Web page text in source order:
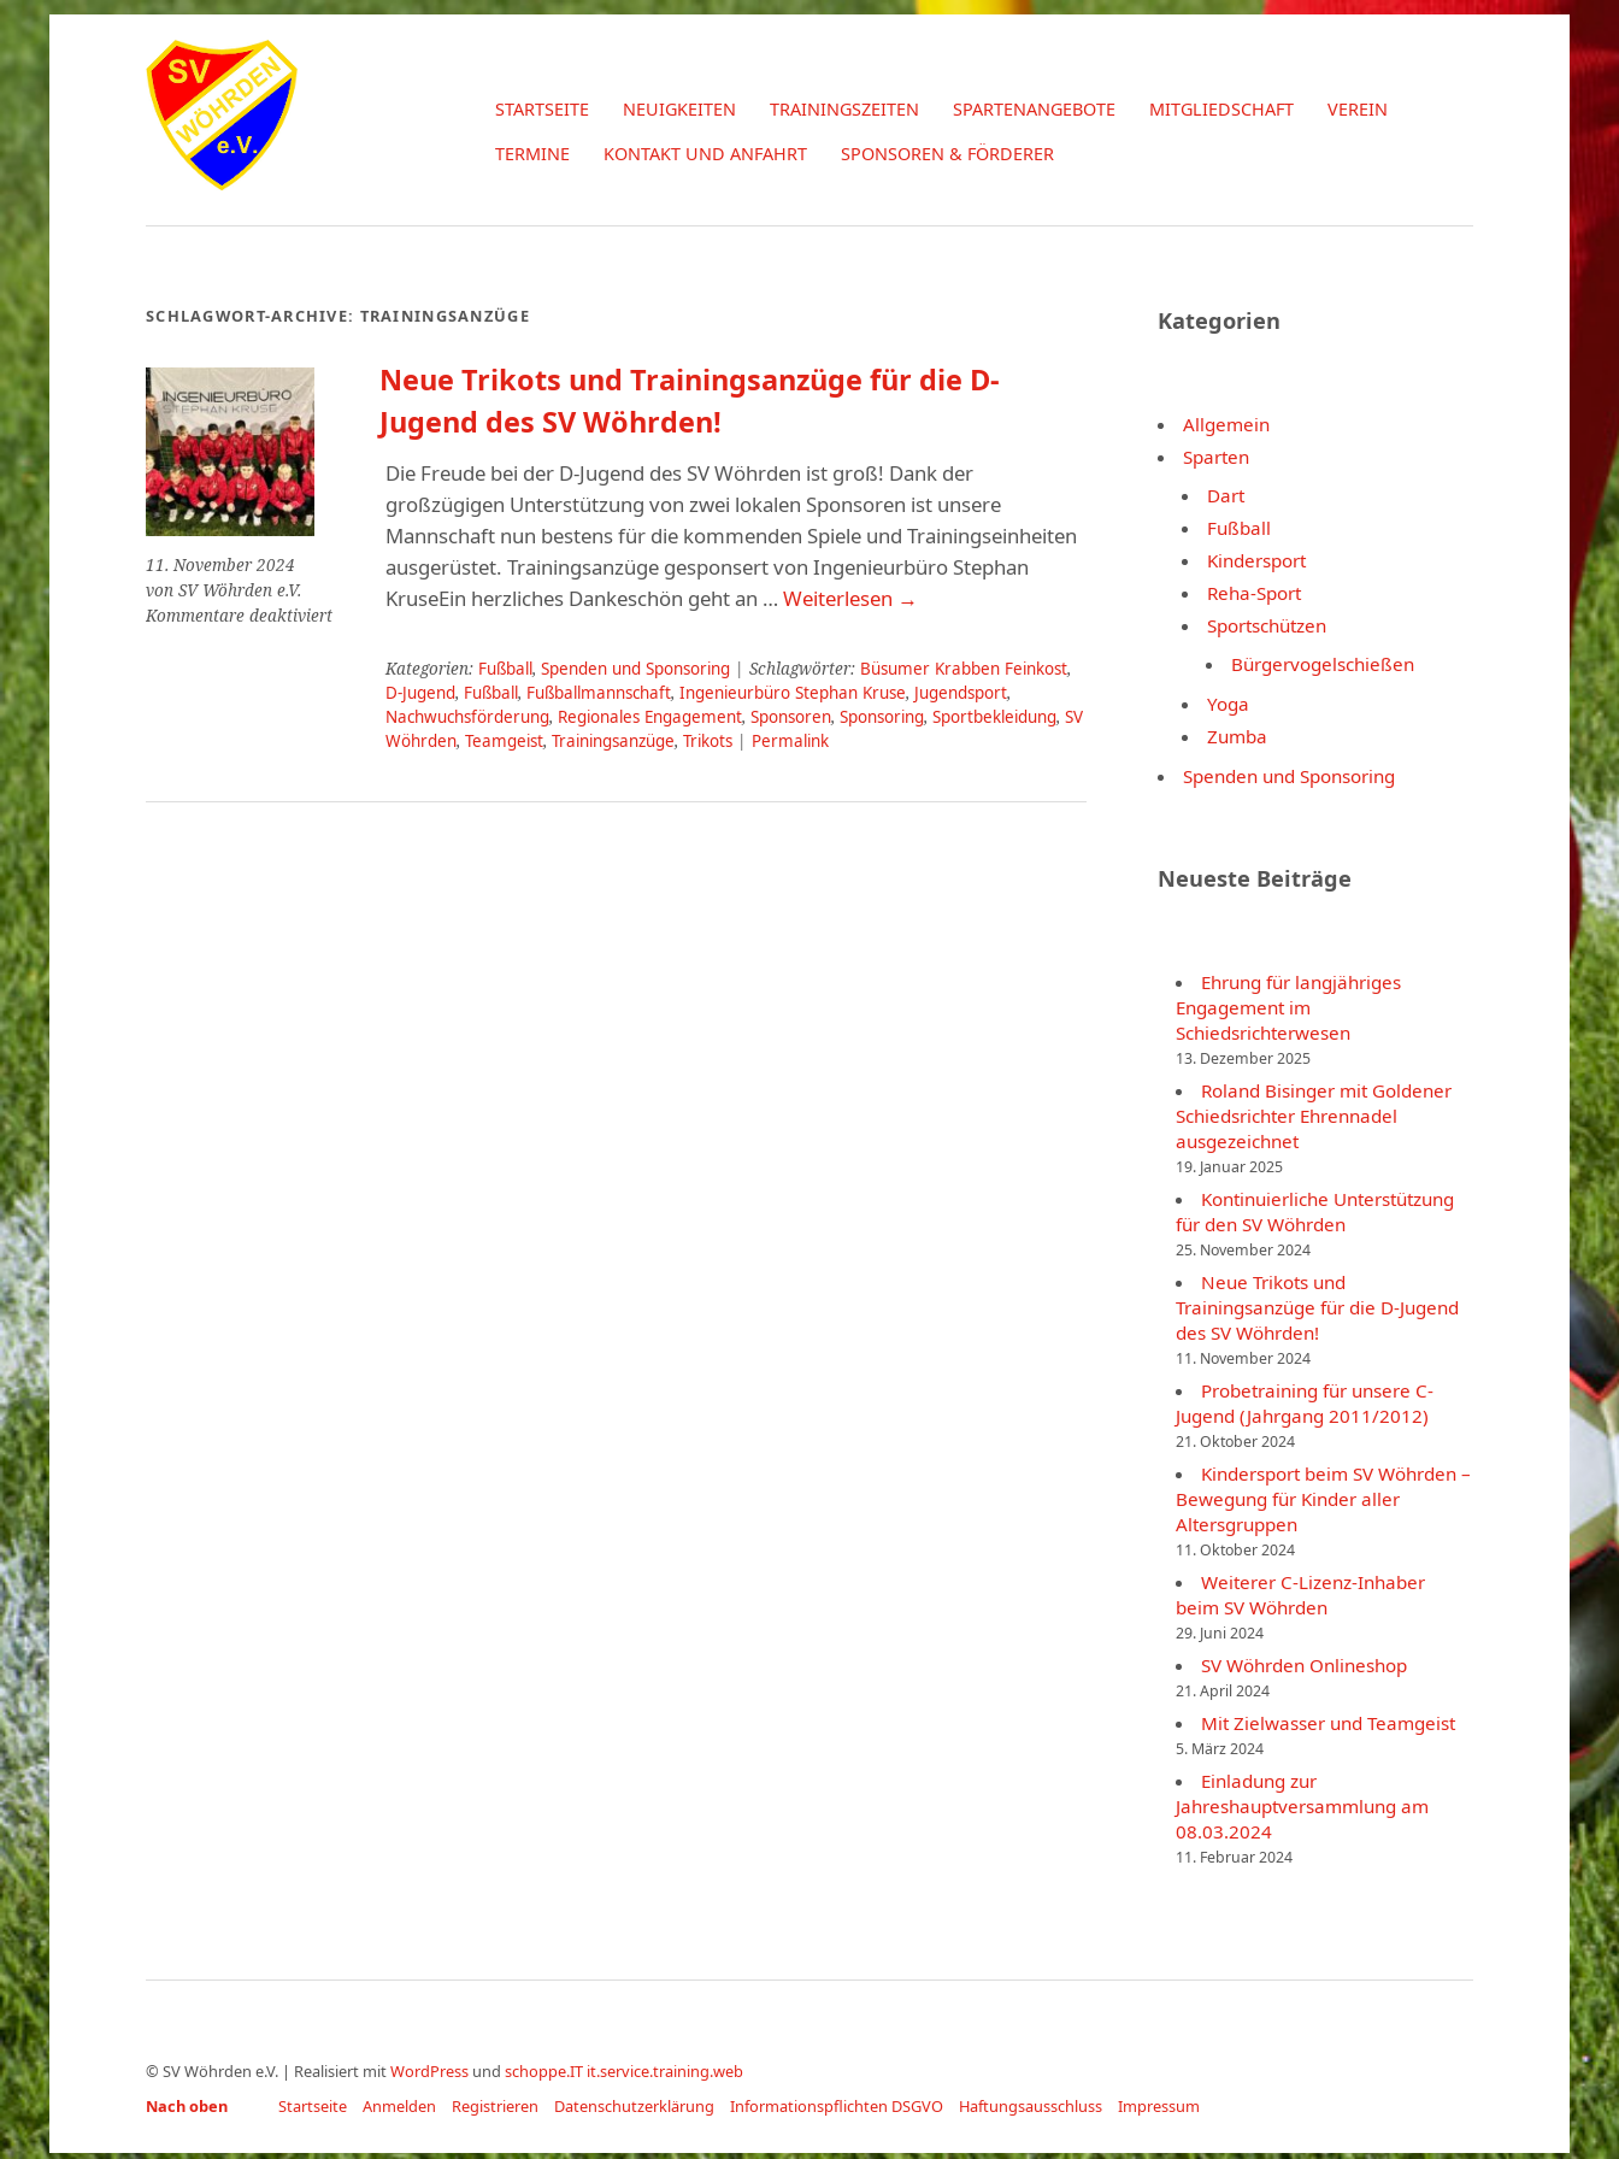
STARTSEITE NEUIGKEITEN TRAININGSZEITEN SPARTENANGEBOTE MITGLIEDSCHAFT
VEREIN
TERMINE
KONTAKT UND ANFAHRT SPONSOREN & FÖRDERER
SCHLAGWORT-ARCHIVE: TRAININGSANZÜGE
11. November 2024
von SV Wöhrden e.V.
Kommentare deaktiviertfür
Trainingsanzüge
Neue Trikots und Trainingsanzüge für die D-
Jugend des SV Wöhrden!
Die Freude bei der D-Jugend des SV Wöhrden ist groß! Dank der
großzügigen Unterstützung von zwei lokalen Sponsoren ist unsere
Mannschaft nun bestens für die kommenden Spiele und Trainingseinheiten
ausgerüstet. Trainingsanzüge gesponsert von Ingenieurbüro Stephan
KruseEin herzliches Dankeschön geht an …Weiterlesen →
Kategorien: Fußball,Spenden und Sponsoring | Schlagwörter: Büsumer Krabben Feinkost,
D-Jugend, Fußball, Fußballmannschaft,Ingenieurbüro Stephan Kruse, Jugendsport,
Nachwuchsförderung, Regionales Engagement,Sponsoren,Sponsoring,Sportbekleidung,SV
Wöhrden,Teamgeist,Trainingsanzüge,Trikots | Permalink
Kategorien
Allgemein
Sparten
Dart
Fußball
Kindersport
Reha-Sport
Sportschützen
Bürgervogelschießen
Yoga
Zumba
Spenden und Sponsoring
Neueste Beiträge
Ehrung für langjähriges
Engagement im
Schiedsrichterwesen
13. Dezember 2025
Roland Bisinger mit Goldener
Schiedsrichter Ehrennadel
ausgezeichnet
19. Januar 2025
Kontinuierliche Unterstützung
für den SV Wöhrden
25. November 2024
Neue Trikots und
Trainingsanzüge für die D-Jugend
des SV Wöhrden!
11. November 2024
Probetraining für unsere C-
Jugend (Jahrgang 2011/2012)
21. Oktober 2024
Kindersport beim SV Wöhrden –
Bewegung für Kinder aller
Altersgruppen
11. Oktober 2024
Weiterer C-Lizenz-Inhaber
beim SV Wöhrden
29. Juni 2024
SV Wöhrden Onlineshop
21. April 2024
Mit Zielwasser und Teamgeist
5. März 2024
Einladung zur
Jahreshauptversammlung am
08.03.2024
11. Februar 2024
© SV Wöhrden e.V. | Realisiert mitWordPress und schoppe.IT it.service.training.web
Nach oben
Startseite Anmelden Registrieren Datenschutzerklärung Informationspflichten DSGVO Haftungsausschluss Impressum